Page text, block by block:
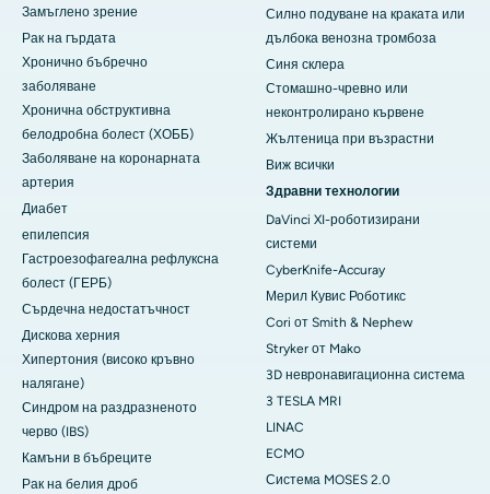
Замъглено зрение
Рак на гърдата
Хронично бъбречно
заболяване
Хронична обструктивна
белодробна болест (ХОББ)
Заболяване на коронарната
артерия
Диабет
епилепсия
Гастроезофагеална рефлуксна
болест (ГЕРБ)
Сърдечна недостатъчност
Дискова херния
Хипертония (високо кръвно
налягане)
Синдром на раздразненото
черво (IBS)
Камъни в бъбреците
Рак на белия дроб
Силно подуване на краката или
дълбока венозна тромбоза
Синя склера
Стомашно-чревно или
неконтролирано кървене
Жълтеница при възрастни
Виж всички
Здравни технологии
DaVinci XI-роботизирани
системи
CyberKnife-Accuray
Мерил Кувис Роботикс
Cori от Smith & Nephew
Stryker от Mako
3D невронавигационна система
3 TESLA MRI
LINAC
ECMO
Система MOSES 2.0